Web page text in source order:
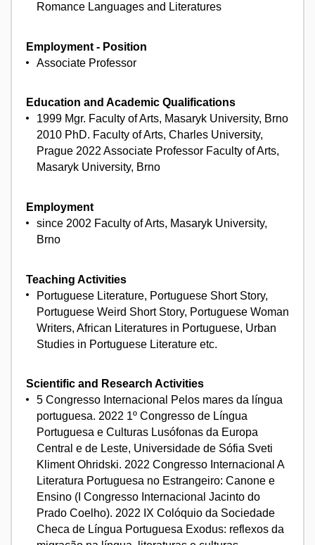
Romance Languages and Literatures
Employment - Position
Associate Professor
Education and Academic Qualifications
1999 Mgr. Faculty of Arts, Masaryk University, Brno
2010 PhD. Faculty of Arts, Charles University,
Prague 2022 Associate Professor Faculty of Arts,
Masaryk University, Brno
Employment
since 2002 Faculty of Arts, Masaryk University,
Brno
Teaching Activities
Portuguese Literature, Portuguese Short Story,
Portuguese Weird Short Story, Portuguese Woman
Writers, African Literatures in Portuguese, Urban
Studies in Portuguese Literature etc.
Scientific and Research Activities
5 Congresso Internacional Pelos mares da língua
portuguesa. 2022 1º Congresso de Língua
Portuguesa e Culturas Lusófonas da Europa
Central e de Leste, Universidade de Sófia Sveti
Kliment Ohridski. 2022 Congresso Internacional A
Literatura Portuguesa no Estrangeiro: Canone e
Ensino (I Congresso Internacional Jacinto do
Prado Coelho). 2022 IX Colóquio da Sociedade
Checa de Língua Portuguesa Exodus: reflexos da